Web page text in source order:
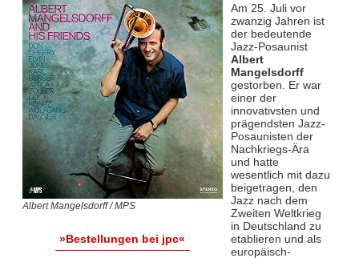
Albert Mangelsdorff / MPS
»Bestellungen bei jpc«
Am 25. Juli vor
zwanzig Jahren ist
der bedeutende
Jazz-Posaunist
Albert
Mangelsdorff
gestorben. Er war
einer der
innovativsten und
prägendsten Jazz-
Posaunisten der
Nachkriegs-Ära
und hatte
wesentlich mit dazu
beigetragen, den
Jazz nach dem
Zweiten Weltkrieg
in Deutschland zu
etablieren und als
europäisch-